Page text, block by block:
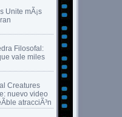
Unite mÃ¡s
Filosofal:
vale miles
Creatures
nuevo video
atracciÃ³n